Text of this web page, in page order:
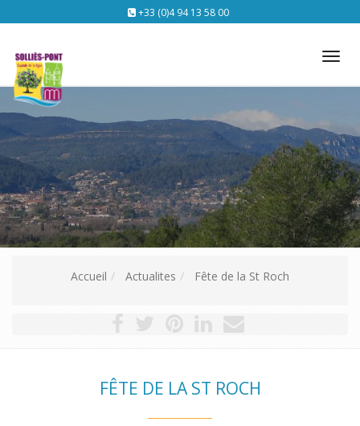
+33 (0)4 94 13 58 00
Accueil Actualites Fête de la St Roch
FÊTE DE LA ST ROCH